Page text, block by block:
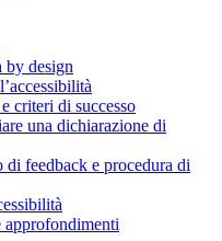
by design
criteri di successo
una dichiarazione di
di feedback e procedura di
approfondimenti